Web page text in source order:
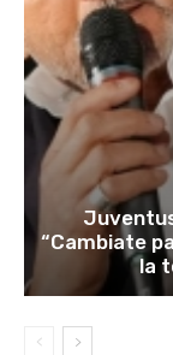
“Cambiate
la